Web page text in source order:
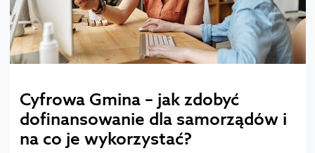
Cyfrowa Gmina – jak zdobyć
dofinansowanie dla samorządów i
na co je wykorzystać?